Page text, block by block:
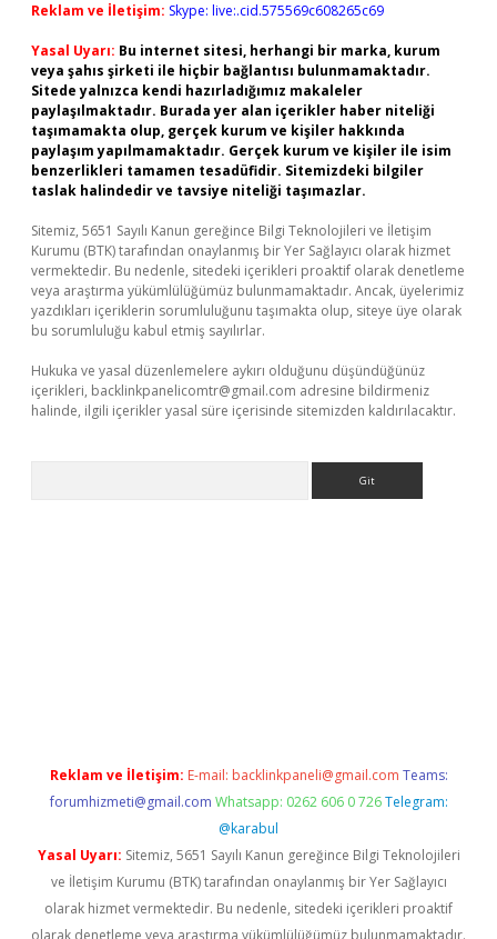
Reklam ve İletişim: Skype: live:.cid.575569c608265c69
Yasal Uyarı: Bu internet sitesi, herhangi bir marka, kurum
veya şahıs şirketi ile hiçbir bağlantısı bulunmamaktadır.
Sitede yalnızca kendi hazırladığımız makaleler
paylaşılmaktadır. Burada yer alan içerikler haber niteliği
taşımamakta olup, gerçek kurum ve kişiler hakkında
paylaşım yapılmamaktadır. Gerçek kurum ve kişiler ile isim
benzerlikleri tamamen tesadüfidir. Sitemizdeki bilgiler
taslak halindedir ve tavsiye niteliği taşımazlar.
Sitemiz, 5651 Sayılı Kanun gereğince Bilgi Teknolojileri ve İletişim
Kurumu (BTK) tarafından onaylanmış bir Yer Sağlayıcı olarak hizmet
vermektedir. Bu nedenle, sitedeki içerikleri proaktif olarak denetleme
veya araştırma yükümlülüğümüz bulunmamaktadır. Ancak, üyelerimiz
yazdıkları içeriklerin sorumluluğunu taşımakta olup, siteye üye olarak
bu sorumluluğu kabul etmiş sayılırlar.
Hukuka ve yasal düzenlemelere aykırı olduğunu düşündüğünüz
içerikleri, backlinkpanelicomtr@gmail.com adresine bildirmeniz
halinde, ilgili içerikler yasal süre içerisinde sitemizden kaldırılacaktır.
Reklam ve İletişim: E-mail: backlinkpaneli@gmail.com Teams:
forumhizmeti@gmail.com Whatsapp: 0262 606 0 726 Telegram:
@karabul
Yasal Uyarı: Sitemiz, 5651 Sayılı Kanun gereğince Bilgi Teknolojileri
ve İletişim Kurumu (BTK) tarafından onaylanmış bir Yer Sağlayıcı
olarak hizmet vermektedir. Bu nedenle, sitedeki içerikleri proaktif
olarak denetleme veya araştırma yükümlülüğümüz bulunmamaktadır.